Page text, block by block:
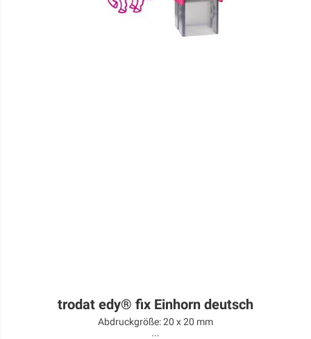
trodat edy® fix Einhorn deutsch
Abdruckgröße: 20 x 20 mm
...